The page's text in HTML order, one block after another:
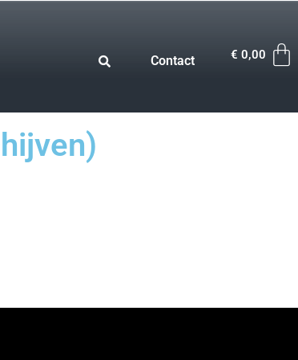
Contact € 0,00